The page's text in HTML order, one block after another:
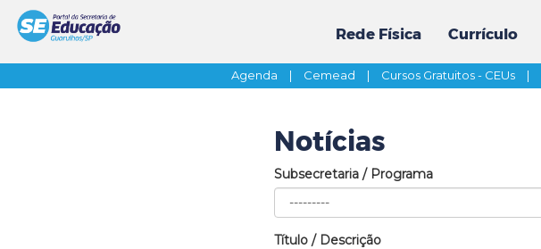
Rede Física Currículo
Agenda | Cemead | Cursos Gratuitos - CEUs |
Notícias
Subsecretaria / Programa
Título / Descrição